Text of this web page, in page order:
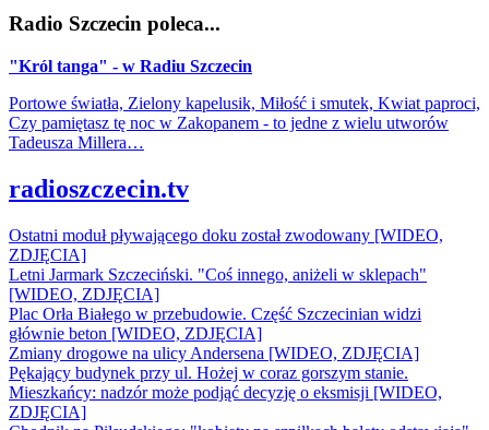
Radio Szczecin poleca...
"Król tanga" - w Radiu Szczecin
Portowe światła, Zielony kapelusik, Miłość i smutek, Kwiat paproci,
Czy pamiętasz tę noc w Zakopanem - to jedne z wielu utworów
Tadeusza Millera…
radioszczecin.tv
Ostatni moduł pływającego doku został zwodowany [WIDEO,
ZDJĘCIA]
Letni Jarmark Szczeciński. "Coś innego, aniżeli w sklepach"
[WIDEO, ZDJĘCIA]
Plac Orła Białego w przebudowie. Część Szczecinian widzi
głównie beton [WIDEO, ZDJĘCIA]
Zmiany drogowe na ulicy Andersena [WIDEO, ZDJĘCIA]
Pękający budynek przy ul. Hożej w coraz gorszym stanie.
Mieszkańcy: nadzór może podjąć decyzję o eksmisji [WIDEO,
ZDJĘCIA]